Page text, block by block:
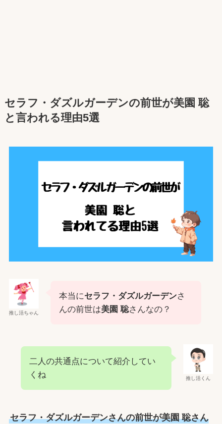
セラフ・ダズルガーデンの前世が美園 聡
と言われる理由5選
推し活ちゃん
本当にセラフ・ダズルガーデンさ
んの前世は美園 聡さんなの？
推し活くん
二人の共通点について紹介してい
くね
セラフ・ダズルガーデンさんの前世が美園 聡さん